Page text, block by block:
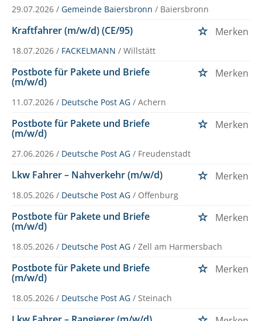
29.07.2026 / Gemeinde Baiersbronn / Baiersbronn
Kraftfahrer (m/w/d) (CE/95) Merken
18.07.2026 / FACKELMANN / Willstätt
Postbote für Pakete und Briefe
(m/w/d)
Merken
11.07.2026 / Deutsche Post AG / Achern
Postbote für Pakete und Briefe
(m/w/d)
Merken
27.06.2026 / Deutsche Post AG / Freudenstadt
Lkw Fahrer – Nahverkehr (m/w/d) Merken
18.05.2026 / Deutsche Post AG / Offenburg
Postbote für Pakete und Briefe
(m/w/d)
Merken
18.05.2026 / Deutsche Post AG / Zell am Harmersbach
Postbote für Pakete und Briefe
(m/w/d)
Merken
18.05.2026 / Deutsche Post AG / Steinach